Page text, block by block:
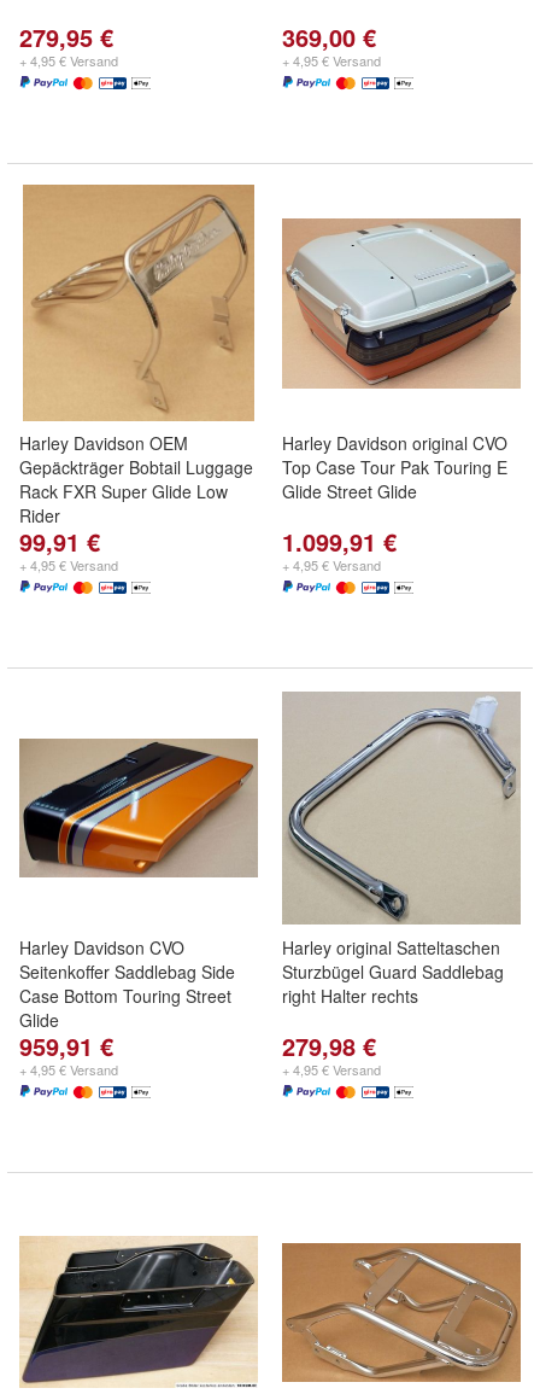
279,95 €
+ 4,95 € Versand
369,00 €
+ 4,95 € Versand
Harley Davidson OEM
Gepäckträger Bobtail Luggage
Rack FXR Super Glide Low
Rider
99,91 €
+ 4,95 € Versand
Harley Davidson original CVO
Top Case Tour Pak Touring E
Glide Street Glide
1.099,91 €
+ 4,95 € Versand
Harley Davidson CVO
Seitenkoffer Saddlebag Side
Case Bottom Touring Street
Glide
959,91 €
+ 4,95 € Versand
Harley original Satteltaschen
Sturzbügel Guard Saddlebag
right Halter rechts
279,98 €
+ 4,95 € Versand